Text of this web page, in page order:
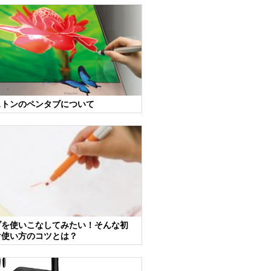
ンのペンタブについて
使いこなしてみたい！そんな初
い方のコツとは？